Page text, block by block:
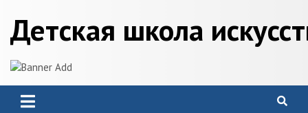
content
Детская школа